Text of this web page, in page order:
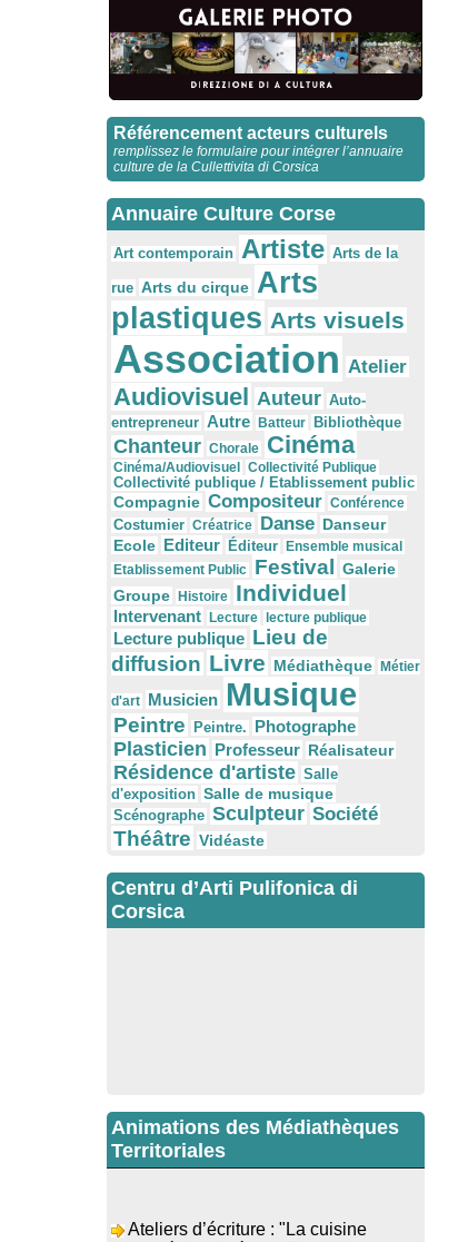
Référencement acteurs culturels
remplissez le formulaire pour intégrer l’annuaire
culture de la Cullettivita di Corsica
Annuaire Culture Corse
Art contemporain Artiste Arts de la
rue Arts du cirque Arts
plastiques Arts visuels
Association Atelier
Audiovisuel Auteur Auto-
entrepreneur Autre Batteur Bibliothèque
Chanteur Chorale Cinéma
Cinéma/Audiovisuel
Collectivité Publique
Collectivité publique / Etablissement public
Compagnie Compositeur Conférence
Costumier Créatrice Danse Danseur
Ecole Editeur Éditeur
Ensemble musical
Etablissement Public Festival Galerie
Groupe
Histoire Individuel
Intervenant Lecture lecture publique
Lecture publique Lieu de
diffusion Livre Médiathèque Métier
d'art Musicien Musique
Peintre Peintre. Photographe
Plasticien Professeur Réalisateur
Résidence d'artiste Salle
d'exposition Salle de musique
Scénographe Sculpteur Société
Théâtre Vidéaste
Centru d’Arti Pulifonica di
Corsica
Animations des Médiathèques
Territoriales
retrouvée" animés par Dominique